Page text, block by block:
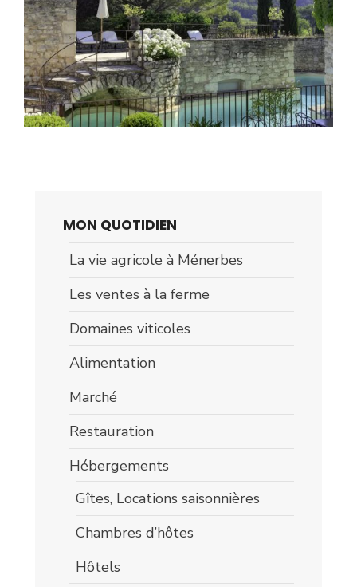
MON QUOTIDIEN
La vie agricole à Ménerbes
Les ventes à la ferme
Domaines viticoles
Alimentation
Marché
Restauration
Hébergements
Gîtes, Locations saisonnières
Chambres d’hôtes
Hôtels